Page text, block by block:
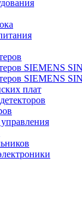
SIEMENS
SIEMENS
плат